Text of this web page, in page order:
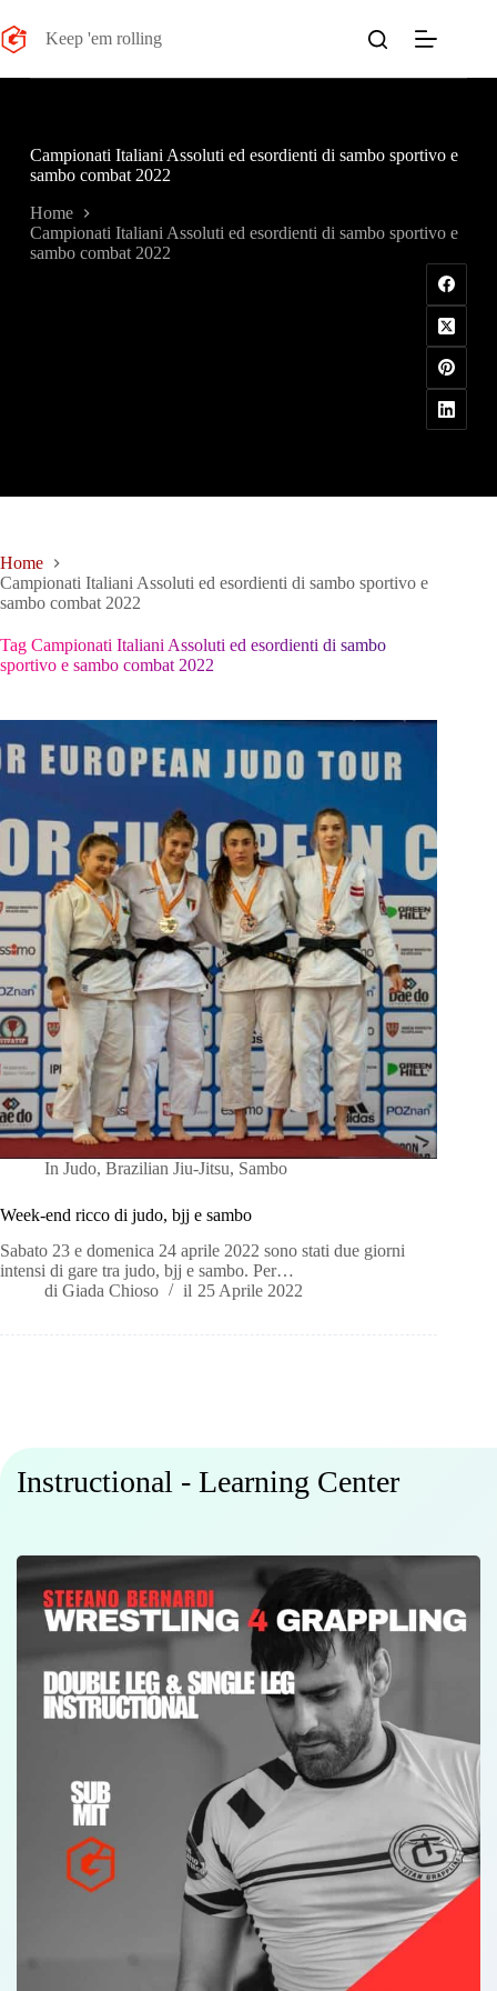
al
contenuto
Keep 'em rolling
Campionati Italiani Assoluti ed esordienti di sambo sportivo e
sambo combat 2022
Home
Campionati Italiani Assoluti ed esordienti di sambo sportivo e
sambo combat 2022
Home
Campionati Italiani Assoluti ed esordienti di sambo sportivo e
sambo combat 2022
Tag Campionati Italiani Assoluti ed esordienti di sambo
sportivo e sambo combat 2022
In Judo,Brazilian Jiu-Jitsu, Sambo
Week-end ricco di judo, bjj e sambo
Sabato 23 e domenica 24 aprile 2022 sono stati due giorni
intensi di gare tra judo, bjj e sambo. Per…
di Giada Chioso il 25 Aprile 2022
Instructional - Learning Center